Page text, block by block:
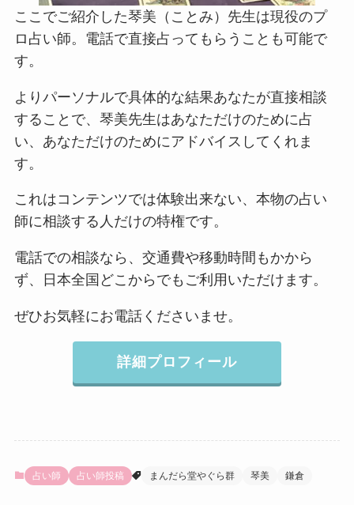
ここでご紹介した琴美（ことみ）先生は現役のプ
ロ占い師。電話で直接占ってもらうことも可能で
す。
よりパーソナルで具体的な結果あなたが直接相談
することで、琴美先生はあなただけのために占
い、あなただけのためにアドバイスしてくれま
す。
これはコンテンツでは体験出来ない、本物の占い
師に相談する人だけの特権です。
電話での相談なら、交通費や移動時間もかから
ず、日本全国どこからでもご利用いただけます。
ぜひお気軽にお電話くださいませ。
詳細プロフィール
占い師 占い師投稿 まんだら堂やぐら群 琴美 鎌倉